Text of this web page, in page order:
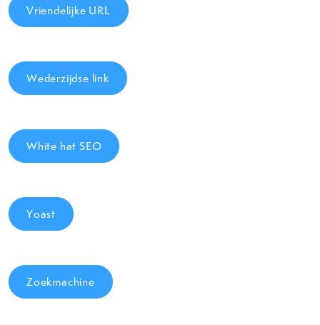
Vriendelijke URL
Wederzijdse link
White hat SEO
Yoast
Zoekmachine